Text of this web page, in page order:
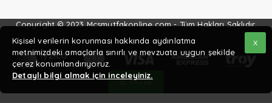
Copyright © 2023 Mcsmutfakonline.com - Tüm Hakları Saklıdır.
X
Kişisel verilerin korunması hakkında aydınlatma
metnimizdeki amaçlarla sınırlı ve mevzuata uygun şekilde
çerez konumlandırıyoruz.
Detaylı bilgi almak için inceleyiniz.
FILTRE